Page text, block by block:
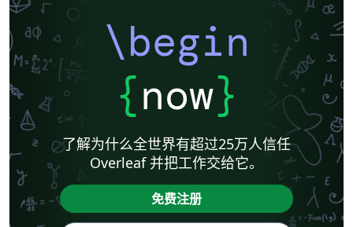
\begin
{now}
了解为什么全世界有超过25万人信任
Overleaf 并把工作交给它。
免费注册